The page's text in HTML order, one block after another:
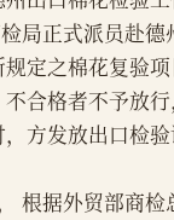
局正式派员赴
定之棉花复验
合格者不予放
方发放出口检